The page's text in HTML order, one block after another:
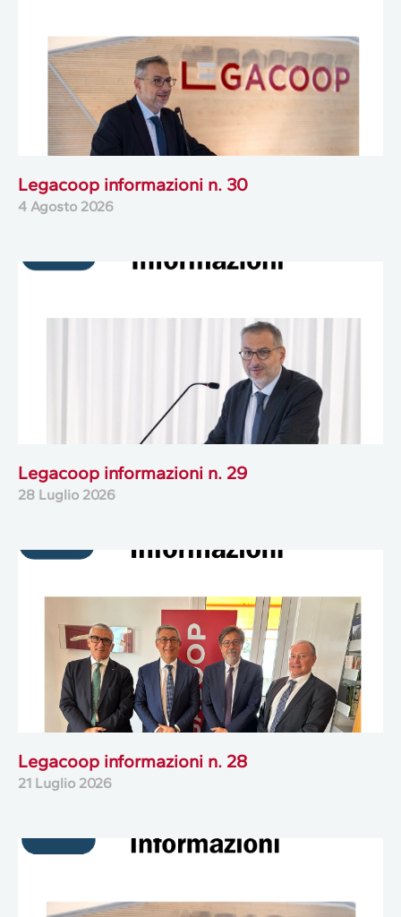
Legacoop informazioni n. 30
4 Agosto 2026
Legacoop informazioni n. 29
28 Luglio 2026
Legacoop informazioni n. 28
21 Luglio 2026